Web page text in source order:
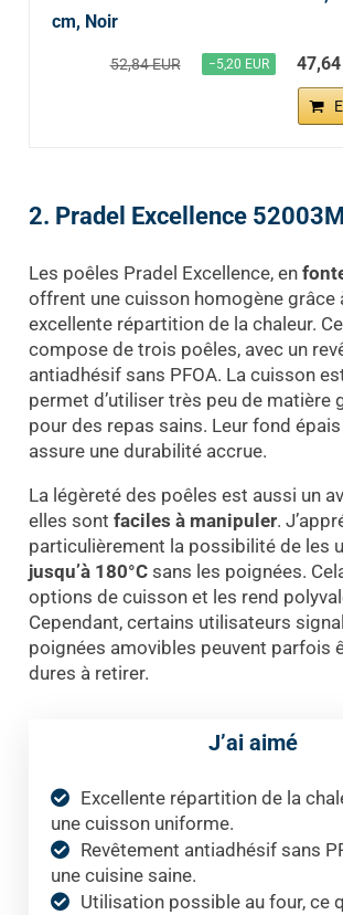
cm, Noir
52,84 EUR −5,20 EUR 47,64
2. Pradel Excellence 52003M
Les poêles Pradel Excellence, en
offrent une cuisson homogène grâce
excellente répartition de la chaleur.
compose de trois poêles, avec un
antiadhésif sans PFOA. La cuisson
permet d’utiliser très peu de matière
pour des repas sains. Leur fond
assure une durabilité accrue.
La légèreté des poêles est aussi un
elles sont faciles à manipuler.
particulièrement la possibilité de les
jusqu’à 180°C sans les poignées.
options de cuisson et les rend
Cependant, certains utilisateurs
poignées amovibles peuvent parfois
dures à retirer.
J’ai aimé
Excellente répartition de la
une cuisson uniforme.
Revêtement antiadhésif sans
une cuisine saine.
Utilisation possible au four, ce